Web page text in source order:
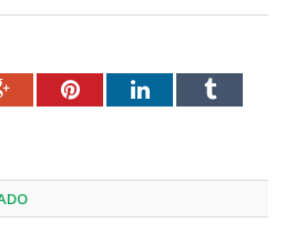
Google+PinterestLinkedInTumblr